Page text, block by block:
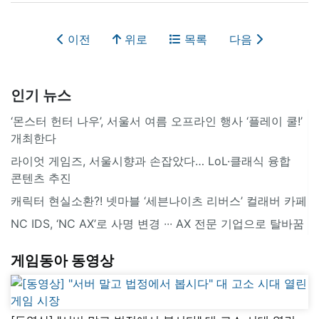
이전 위로 목록 다음
인기 뉴스
‘몬스터 헌터 나우’, 서울서 여름 오프라인 행사 ‘플레이 쿨!’
개최한다
라이엇 게임즈, 서울시향과 손잡았다… LoL·클래식 융합
콘텐츠 추진
캐릭터 현실소환?! 넷마블 ‘세븐나이츠 리버스’ 컬래버 카페
NC IDS, ‘NC AX’로 사명 변경 ∙∙∙ AX 전문 기업으로 탈바꿈
게임동아 동영상